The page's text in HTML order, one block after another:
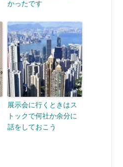
かったです
展示会に行くときはス
トックで何社か余分に
話をしておこう